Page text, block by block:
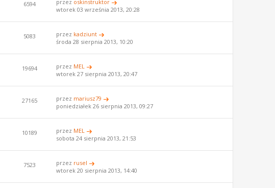
6594 przez oskinstruktor
wtorek 03 września 2013, 20:28
5083 przez kadziunt
środa 28 sierpnia 2013, 10:20
19694 przez MEL
wtorek 27 sierpnia 2013, 20:47
27165 przez mariusz79
poniedziałek 26 sierpnia 2013, 09:27
10189 przez MEL
sobota 24 sierpnia 2013, 21:53
7523 przez rusel
wtorek 20 sierpnia 2013, 14:40